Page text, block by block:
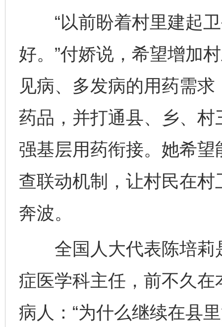
“以前盼着村里建起卫
好。”付娇说，希望增加
见病、多发病的用药需
药品，并打通县、乡、
强基层用药衔接。她希
查联动机制，让村民在
奔波。
全国人大代表陈培莉
症医学科主任，前不久
病人：“为什么继续在县